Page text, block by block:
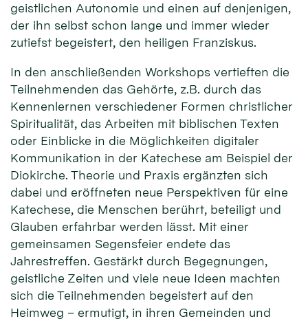
geistlichen Autonomie und einen auf denjenigen,
der ihn selbst schon lange und immer wieder
zutiefst begeistert, den heiligen Franziskus.
In den anschließenden Workshops vertieften die
Teilnehmenden das Gehörte, z.B. durch das
Kennenlernen verschiedener Formen christlicher
Spiritualität, das Arbeiten mit biblischen Texten
oder Einblicke in die Möglichkeiten digitaler
Kommunikation in der Katechese am Beispiel der
Diokirche. Theorie und Praxis ergänzten sich
dabei und eröffneten neue Perspektiven für eine
Katechese, die Menschen berührt, beteiligt und
Glauben erfahrbar werden lässt. Mit einer
gemeinsamen Segensfeier endete das
Jahrestreffen. Gestärkt durch Begegnungen,
geistliche Zeiten und viele neue Ideen machten
sich die Teilnehmenden begeistert auf den
Heimweg – ermutigt, in ihren Gemeinden und